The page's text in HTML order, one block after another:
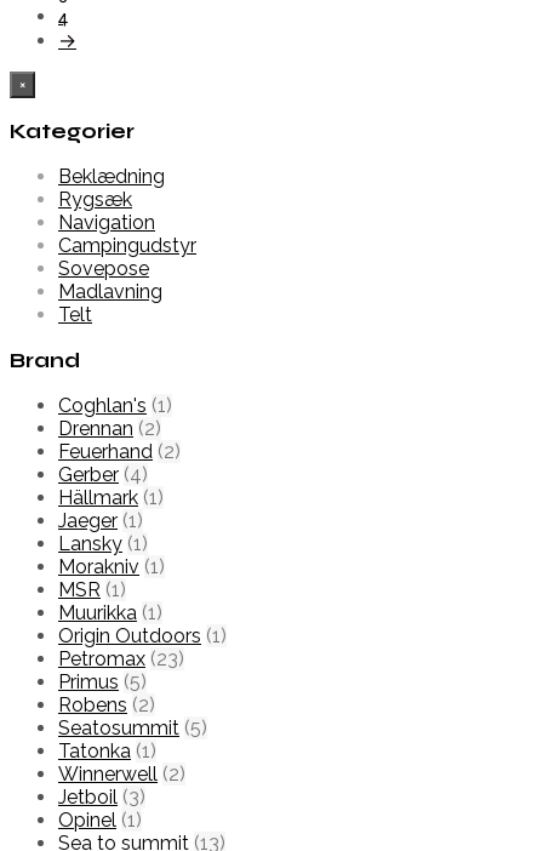
4
→
×
Kategorier
Beklædning
Rygsæk
Navigation
Campingudstyr
Sovepose
Madlavning
Telt
Brand
Coghlan's (1)
Drennan (2)
Feuerhand (2)
Gerber (4)
Hällmark (1)
Jaeger (1)
Lansky (1)
Morakniv (1)
MSR (1)
Muurikka (1)
Origin Outdoors (1)
Petromax (23)
Primus (5)
Robens (2)
Seatosummit (5)
Tatonka (1)
Winnerwell (2)
Jetboil (3)
Opinel (1)
Sea to summit (13)